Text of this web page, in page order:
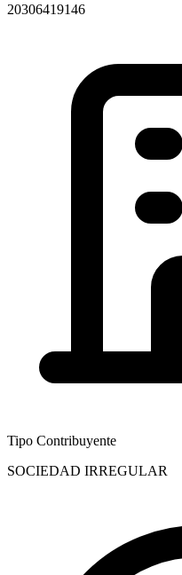
20306419146
Tipo Contribuyente
SOCIEDAD IRREGULAR